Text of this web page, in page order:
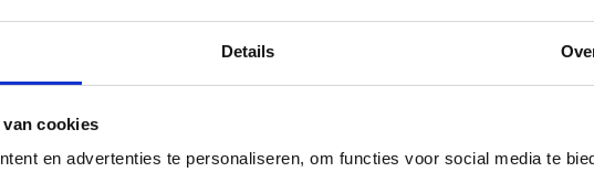
Details
cookies
en advertenties te personaliseren, om functies voor social media te
speciaal voor de bevlogen leermeester.
leaflets, tipkaarten en formulieren, maar
en webinars over onder andere de
die